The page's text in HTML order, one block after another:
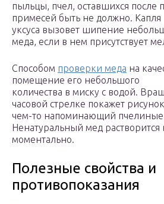
пыльцы, пчел, оставшихся после
примесей быть не должно. Капля
уксуса вызовет шипение
меда, если в нем присутствует
Способом проверки меда на
помещение его небольшого
количества в миску с водой.
часовой стрелке покажет
чем-то напоминающий пчелиные
Ненатуральный мед растворится
моментально.
Полезные свойства и
противопоказания